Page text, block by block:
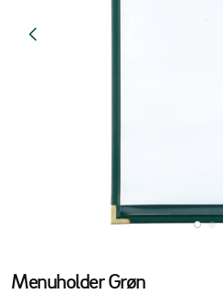
Menuholder Grøn